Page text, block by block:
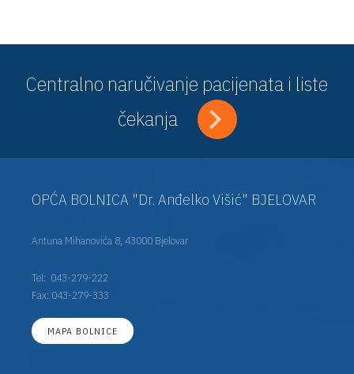
Centralno naručivanje pacijenata i liste
čekanja
OPĆA BOLNICA "Dr. Anđelko Višić" BJELOVAR
Antuna Mihanovića 8, 43000 Bjelovar
Tel: 043-279-222
Fax: 043-279-333
MAPA BOLNICE